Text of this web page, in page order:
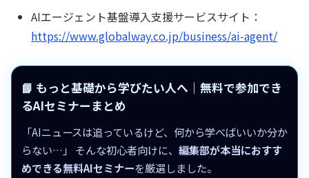
AIエージェント基盤導入支援サービスサイト：
https://www.globalway.co.jp/business/ai-agent/
📘 もっと基礎から学びたい人へ｜無料で参加でき
るAIセミナーまとめ
「AIニュースは追っているけど、何から学べばいいか分か
らない…」 そんな初心者向けに、 編集部が本当におすす
めできる無料AIセミナーを厳選しました。